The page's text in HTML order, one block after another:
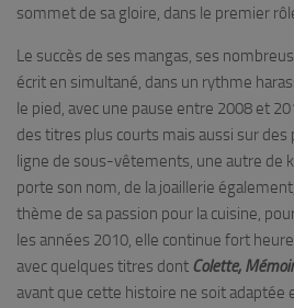
sommet de sa gloire, dans le premier
Le succès de ses mangas, ses
écrit en simultané, dans un rythme
le pied, avec une pause entre 2008 et
des titres plus courts mais aussi sur des
ligne de sous-vêtements, une autre de
porte son nom, de la joaillerie
thème de sa passion pour la cuisine,
les années 2010, elle continue fort
avec quelques titres dont Colette,
avant que cette histoire ne soit adaptée